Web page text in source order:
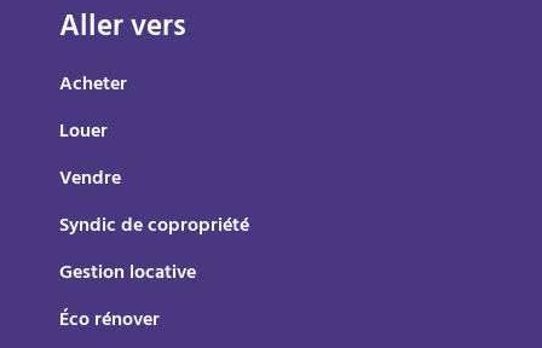
Aller vers
Acheter
Louer
Vendre
Syndic de copropriété
Gestion locative
Éco rénover